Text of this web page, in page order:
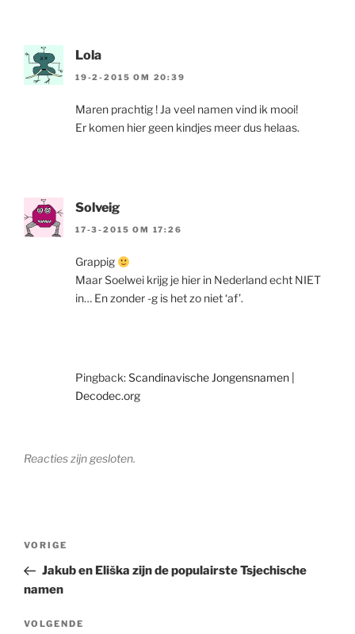
Lola
19-2-2015 OM 20:39
Maren prachtig ! Ja veel namen vind ik mooi!
Er komen hier geen kindjes meer dus helaas.
Solveig
17-3-2015 OM 17:26
Grappig
Maar Soelwei krijg je hier in Nederland echt NIET
in… En zonder -g is het zo niet ‘af’.
Pingback:Scandinavische Jongensnamen |
Decodec.org
Reacties zijn gesloten.
Berichtnavigatie
Vorig
bericht
VORIGE
Jakub en Eliška zijn de populairste Tsjechische
namen
Volgend
VOLGENDE